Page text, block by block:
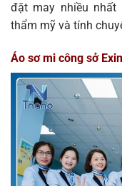
đặt may nhiều nhất
thẩm mỹ và tính
Áo sơ mi công sở